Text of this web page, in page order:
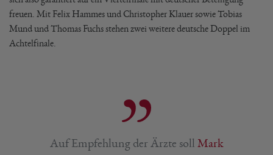
freuen. Mit Felix Hammes und Christopher Klauer sowie Tobias
Mund und Thomas Fuchs stehen zwei weitere deutsche Doppel im
Achtelfinale.
Auf Empfehlung der Ärzte soll Mark